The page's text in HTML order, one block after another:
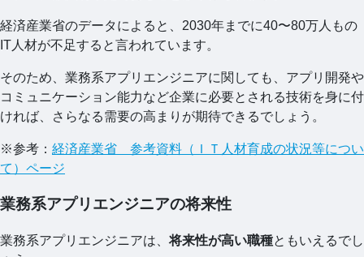
経済産業省のデータによると、2030年までに40〜80万人もの
IT人材が不足すると言われています。
そのため、業務系アプリエンジニアに関しても、アプリ開発や
コミュニケーション能力など企業に必要とされる技術を身に付
ければ、さらなる需要の高まりが期待できるでしょう。
※参考： 経済産業省 参考資料（ＩＴ人材育成の状況等につい
て）ページ
業務系アプリエンジニアの将来性
業務系アプリエンジニアは、将来性が高い職種ともいえるでし